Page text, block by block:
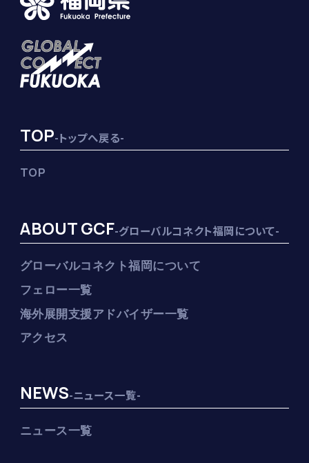
TOP-トップへ戻る-
TOP
ABOUT GCF-グローバルコネクト福岡について-
グローバルコネクト福岡について
フェロー一覧
海外展開支援アドバイザー一覧
アクセス
NEWS-ニュース一覧-
ニュース一覧